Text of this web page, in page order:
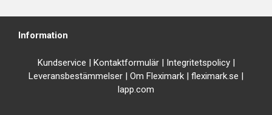
Information
Kundservice | Kontaktformulär| Integritetspolicy|
Leveransbestämmelser | Om Fleximark | fleximark.se |
lapp.com